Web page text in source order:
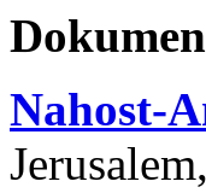
Nahost-